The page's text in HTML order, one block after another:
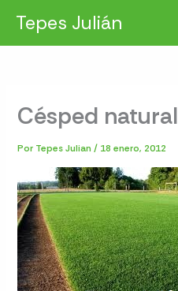
contenido
Tepes Julián
Césped natural
Por Tepes Julian/ 18 enero, 2012